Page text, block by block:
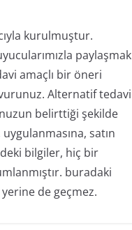
kurulmuştur.
paylaşmak
amaçlı bir öneri
Alternatif tedavi
belirttiği şekilde
satın
bilgiler, hiç bir
buradaki
de geçmez.